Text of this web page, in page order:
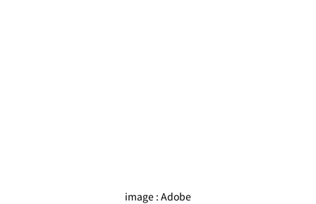
image : Adobe